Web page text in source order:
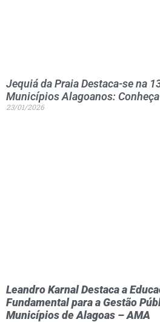
Jequiá da Praia Destaca-se na
Municípios Alagoanos:
23/01/2026
Leandro Karnal Destaca a
Fundamental para a Gestão
Municípios de Alagoas – AMA